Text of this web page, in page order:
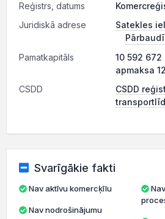
Reģistrs, datums
Juridiskā adrese
Satekles
Pamatkapitāls
10 592 672
apmaksa
CSDD
CSDD
Svarīgākie fakti
Nav aktīvu komercķīlu
Nav nodrošinājumu
Nav reorganizācijas